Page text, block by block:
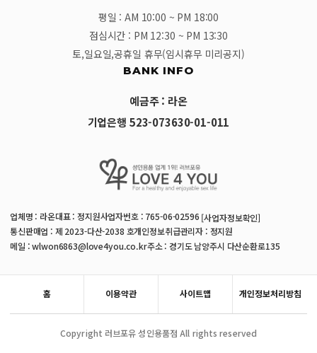
평일 : AM 10:00 ~ PM 18:00
점심시간 : PM 12:30 ~ PM 13:30
토,일요일,공휴일 휴무(임시휴무 미리공지)
BANK INFO
예금주 : 라온
기업은행 523-073630-01-011
업체명 : 라온대표 : 정지원사업자번호 : 765-06-02596 [사업자정보확인]
통신판매업 : 제 2023-다산-2038 호개인정보취급관리자 : 정지원
메일 : wlwon6863@love4you.co.kr주소 : 경기도 남양주시 다산순환로135
홈 이용약관 사이트맵 개인정보처리방침
Copyright 러브포유 성인용품점 All rights reserved